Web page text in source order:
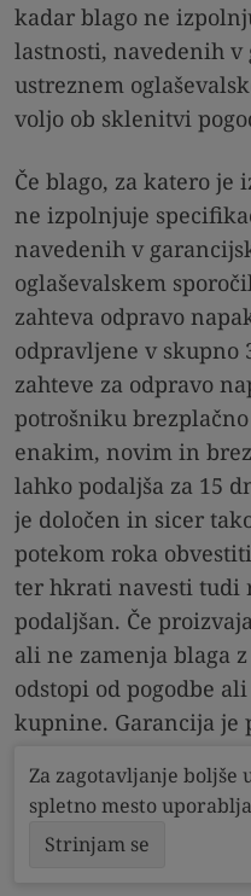
kadar blago ne
lastnosti, navedenih
ustreznem
voljo ob sklenitvi
Če blago, za katero je
ne izpolnjuje
navedenih v
oglaševalskem
zahteva odpravo
odpravljene v skupno
zahteve za odpravo
potrošniku
enakim, novim in
lahko podaljša za 15
je določen in sicer
potekom roka
ter hkrati navesti tudi
podaljšan. Če
ali ne zamenja blaga
odstopi od pogodbe
kupnine. Garancija je
ZVPot-1).
Varnost
Za zagotavljanje boljše
spletno mesto
Strinjam se